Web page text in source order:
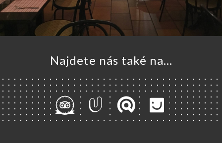
Najdete nás také na...